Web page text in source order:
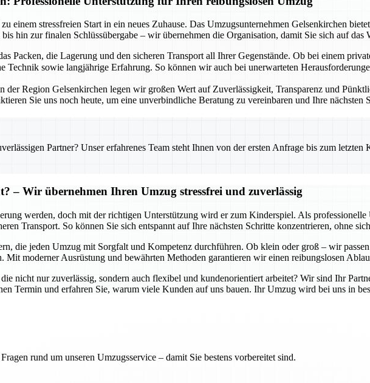
einem stressfreien Start in ein neues Zuhause. Das Umzugsunternehmen Gelsenkirchen
hin zur finalen Schlüssübergabe – wir übernehmen die Organisation, damit Sie sich auf das
Packen, die Lagerung und den sicheren Transport all Ihrer Gegenstände. Ob bei einem
Technik sowie langjährige Erfahrung. So können wir auch bei unerwarteten
Region Gelsenkirchen legen wir großen Wert auf Zuverlässigkeit, Transparenz und
Sie uns noch heute, um eine unverbindliche Beratung zu vereinbaren und Ihre nächsten
Partner? Unser erfahrenes Team steht Ihnen von der ersten Anfrage bis zum
– Wir übernehmen Ihren Umzug stressfrei und zuverlässig
werden, doch mit der richtigen Unterstützung wird er zum Kinderspiel. Als
Transport. So können Sie sich entspannt auf Ihre nächsten Schritte konzentrieren, ohne
die jeden Umzug mit Sorgfalt und Kompetenz durchführen. Ob klein oder groß – wir
Mit moderner Ausrüstung und bewährten Methoden garantieren wir einen reibungslosen
nicht nur zuverlässig, sondern auch flexibel und kundenorientiert arbeitet? Wir sind Ihr
Termin und erfahren Sie, warum viele Kunden auf uns bauen. Ihr Umzug wird bei uns in
rund um unseren Umzugsservice – damit Sie bestens vorbereitet sind.